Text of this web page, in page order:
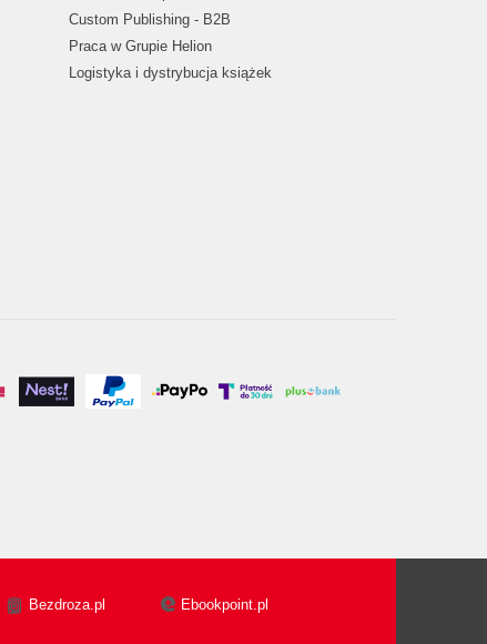
Custom Publishing - B2B
Praca w Grupie Helion
Logistyka i dystrybucja książek
Bezdroza.pl Ebookpoint.pl